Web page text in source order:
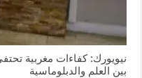
نيويورك: كفاءات مغربية
بين العلم والدبلوماسية